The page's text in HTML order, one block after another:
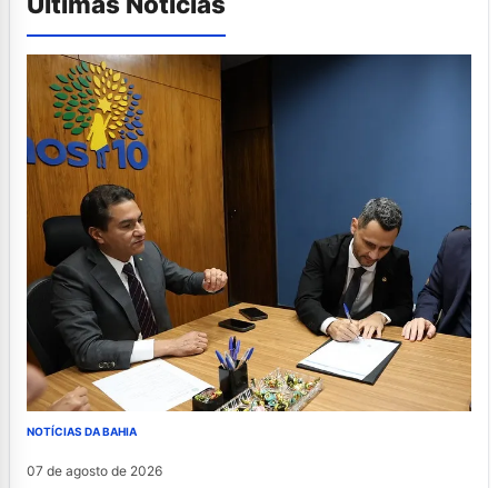
NOTÍCIAS DA BAHIA
07 de agosto de 2026